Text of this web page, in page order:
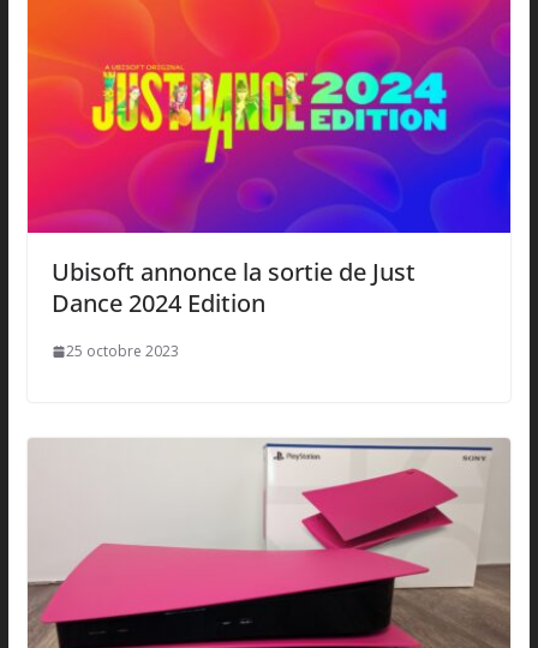
Ubisoft annonce la sortie de Just
Dance 2024 Edition
25 octobre 2023